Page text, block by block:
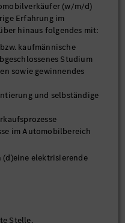
(w/m/d)
Erfahrung im
hinaus folgendes mit:
kaufmännische
Studium
sowie gewinnendes
und selbständige
im Automobilbereich
(d)eine elektrisierende
Stelle.